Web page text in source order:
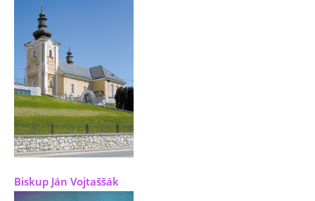
Biskup Ján Vojtaššák